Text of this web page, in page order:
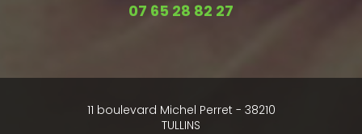
07 65 28 82 27
11 boulevard Michel Perret - 38210
TULLINS